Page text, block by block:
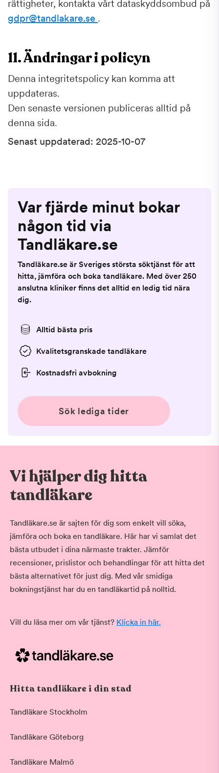
rättigheter, kontakta vårt dataskyddsombud på
gdpr@tandlakare.se .
11. Ändringar i policyn
Denna integritetspolicy kan komma att
uppdateras.
Den senaste versionen publiceras alltid på
denna sida.
Senast uppdaterad: 2025-10-07
Var fjärde minut bokar
någon tid via
Tandläkare.se
Tandläkare.se är Sveriges största söktjänst för att
hitta, jämföra och boka tandläkare. Med över 250
anslutna kliniker finns det alltid en ledig tid nära
dig.
Alltid bästa pris
Kvalitetsgranskade tandläkare
Kostnadsfri avbokning
Sök lediga tider
Vi hjälper dig hitta
tandläkare
Tandläkare.se är sajten för dig som enkelt vill söka,
jämföra och boka en tandläkare. Här har vi samlat det
bästa utbudet i dina närmaste trakter. Jämför
recensioner, prislistor och behandlingar för att hitta det
bästa alternativet för just dig. Med vår smidiga
bokningstjänst har du en tandläkartid på nolltid.
Vill du läsa mer om vår tjänst? Klicka in här.
Hitta tandläkare i din stad
Tandläkare Stockholm
Tandläkare Göteborg
Tandläkare Malmö